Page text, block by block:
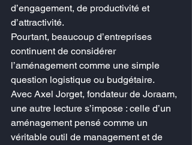
d’engagement, de productivité et
d’attractivité.
Pourtant, beaucoup d’entreprises
continuent de considérer
l’aménagement comme une simple
question logistique ou budgétaire.
Avec Axel Jorget, fondateur de Joraam,
une autre lecture s’impose : celle d’un
aménagement pensé comme un
véritable outil de management et de